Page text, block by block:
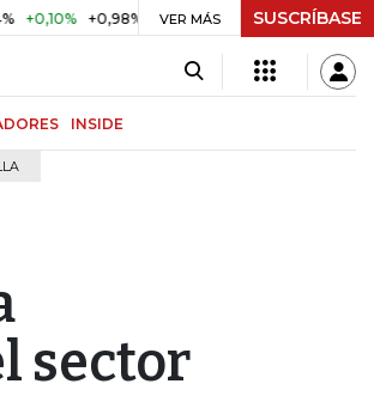
+0,98% UVR $ 417,01 +$ 0,05 +0,01%
VER MÁS SUSCRÍBASE
INSIDE
sector